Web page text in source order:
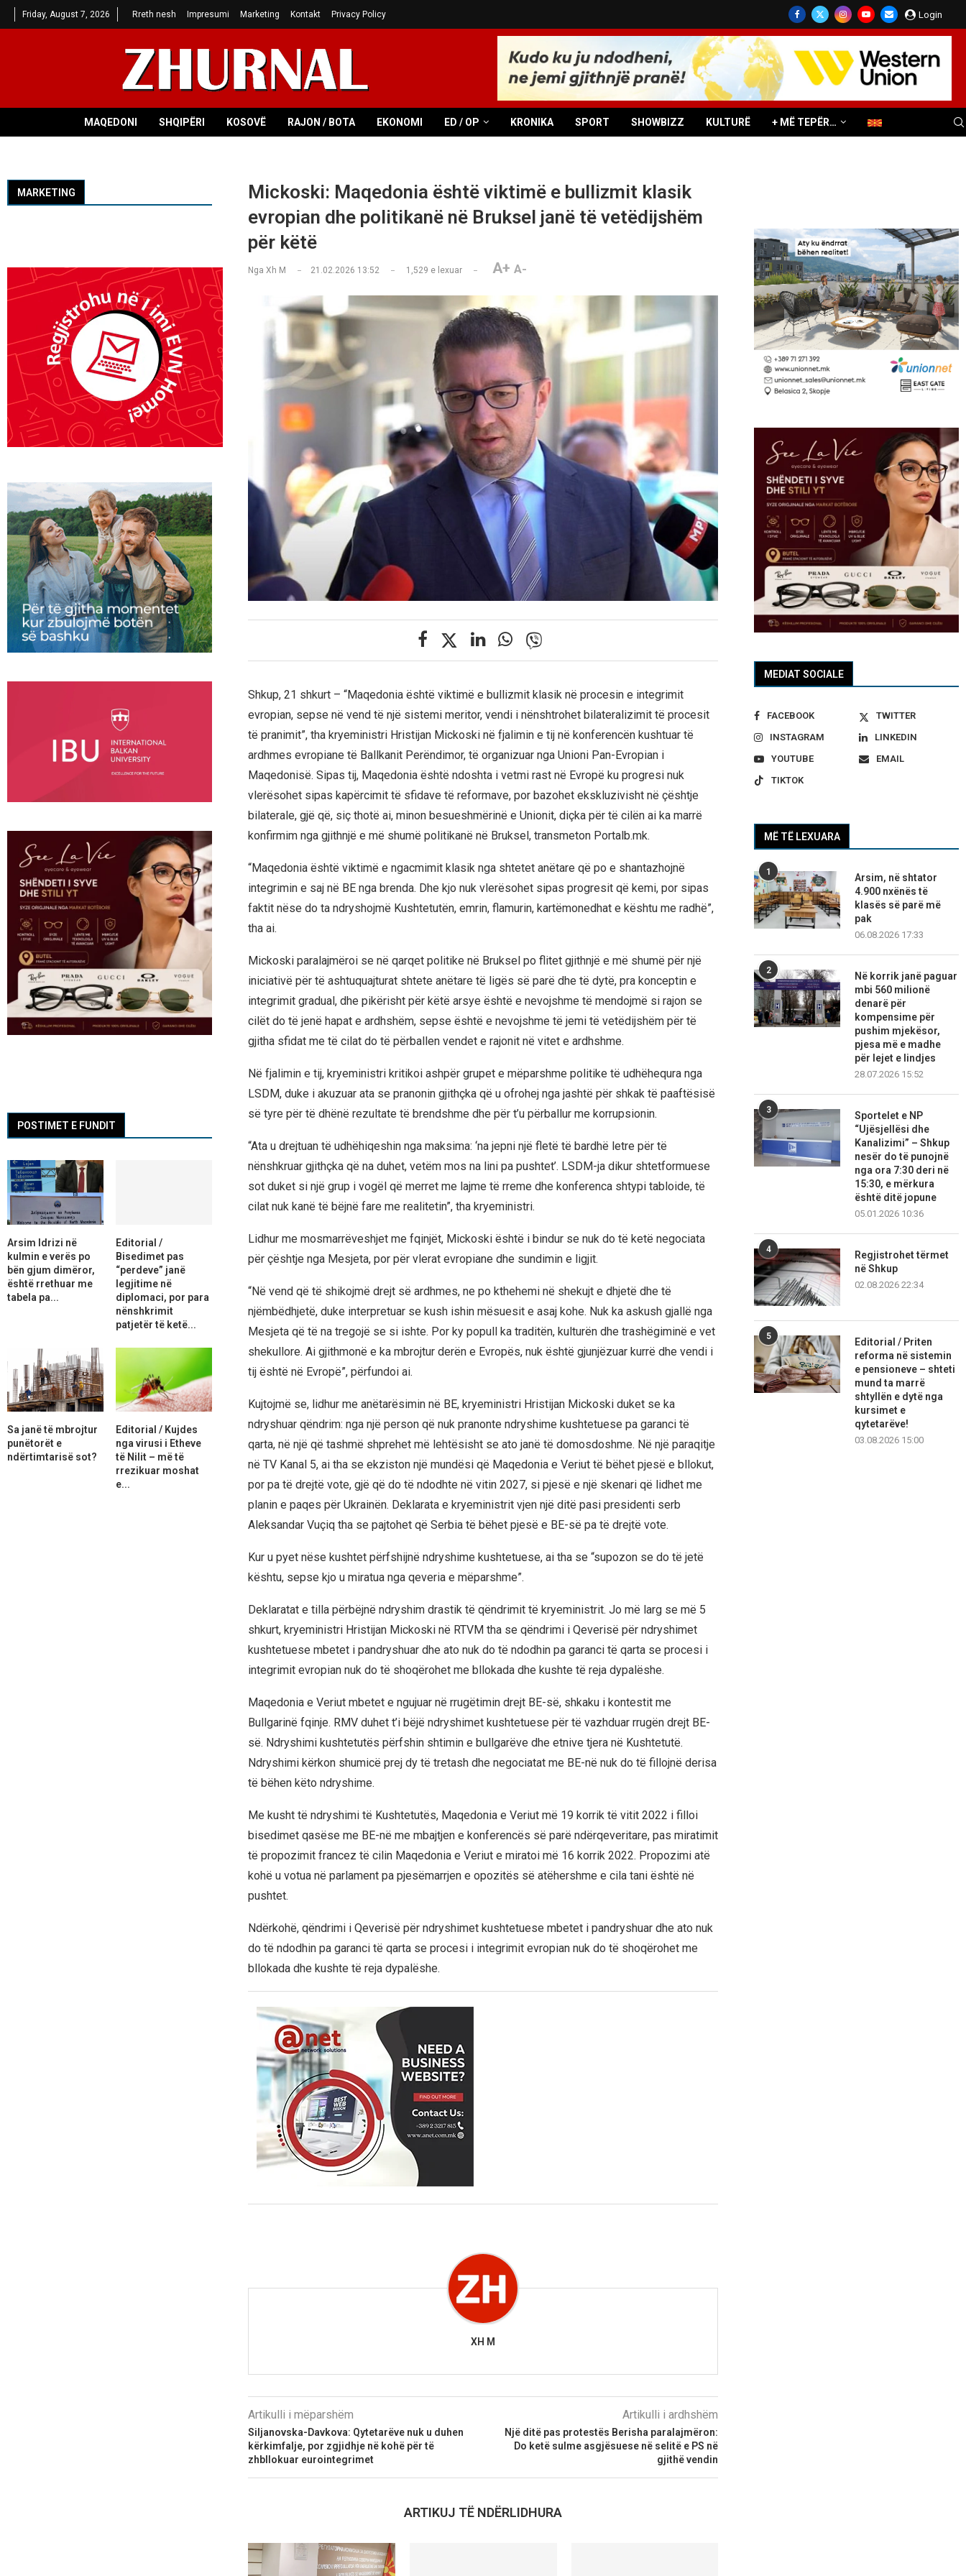
Friday, August 7, 2026 Rreth nesh Impresumi Marketing Kontakt Privacy Policy Login
MAQEDONI SHQIPËRI KOSOVË RAJON / BOTA EKONOMI ED / OP KRONIKA SPORT SHOWBIZZ KULTURË + MË TEPËR…
Mickoski: Maqedonia është viktimë e bullizmit klasik
evropian dhe politikanë në Bruksel janë të vetëdijshëm
për këtë
Nga Xh M 21.02.2026 13:52 1,529 e lexuar A+ A-
Shkup, 21 shkurt – “Maqedonia është viktimë e bullizmit klasik në procesin e integrimit
evropian, sepse në vend të një sistemi meritor, vendi i nënshtrohet bilateralizimit të procesit
të pranimit”, tha kryeministri Hristijan Mickoski në fjalimin e tij në konferencën kushtuar të
ardhmes evropiane të Ballkanit Perëndimor, të organizuar nga Unioni Pan-Evropian i
Maqedonisë. Sipas tij, Maqedonia është ndoshta i vetmi rast në Evropë ku progresi nuk
vlerësohet sipas kapërcimit të sfidave të reformave, por bazohet ekskluzivisht në çështje
bilaterale, gjë që, siç thotë ai, minon besueshmërinë e Unionit, diçka për të cilën ai ka marrë
konfirmim nga gjithnjë e më shumë politikanë në Bruksel, transmeton Portalb.mk.
“Maqedonia është viktimë e ngacmimit klasik nga shtetet anëtare që po e shantazhojnë
integrimin e saj në BE nga brenda. Dhe kjo nuk vlerësohet sipas progresit që kemi, por sipas
faktit nëse do ta ndryshojmë Kushtetutën, emrin, flamurin, kartëmonedhat e kështu me radhë”,
tha ai.
Mickoski paralajmëroi se në qarqet politike në Bruksel po flitet gjithnjë e më shumë për një
iniciativë për të ashtuquajturat shtete anëtare të ligës së parë dhe të dytë, pra konceptin e
integrimit gradual, dhe pikërisht për këtë arsye është e nevojshme të mendojmë si rajon se
cilët do të jenë hapat e ardhshëm, sepse është e nevojshme të jemi të vetëdijshëm për të
gjitha sfidat me të cilat do të përballen vendet e rajonit në vitet e ardhshme.
Në fjalimin e tij, kryeministri kritikoi ashpër grupet e mëparshme politike të udhëhequra nga
LSDM, duke i akuzuar ata se pranonin gjithçka që u ofrohej nga jashtë për shkak të paaftësisë
së tyre për të dhënë rezultate të brendshme dhe për t’u përballur me korrupsionin.
“Ata u drejtuan të udhëhiqeshin nga maksima: ‘na jepni një fletë të bardhë letre për të
nënshkruar gjithçka që na duhet, vetëm mos na lini pa pushtet’. LSDM-ja dikur shtetformuese
sot duket si një grup i vogël që merret me lajme të rreme dhe konferenca shtypi tabloide, të
cilat nuk kanë të bëjnë fare me realitetin”, tha kryeministri.
Lidhur me mosmarrëveshjet me fqinjët, Mickoski është i bindur se nuk do të ketë negociata
për çështje nga Mesjeta, por për vlerat evropiane dhe sundimin e ligjit.
“Në vend që të shikojmë drejt së ardhmes, ne po kthehemi në shekujt e dhjetë dhe të
njëmbëdhjetë, duke interpretuar se kush ishin mësuesit e asaj kohe. Nuk ka askush gjallë nga
Mesjeta që të na tregojë se si ishte. Por ky popull ka traditën, kulturën dhe trashëgiminë e vet
shekullore. Ai gjithmonë e ka mbrojtur derën e Evropës, nuk është gjunjëzuar kurrë dhe vendi i
tij është në Evropë”, përfundoi ai.
Kujtojmë se, lidhur me anëtarësimin në BE, kryeministri Hristijan Mickoski duket se ka
ndryshuar qëndrim: nga një person që nuk pranonte ndryshime kushtetuese pa garanci të
qarta, në një që tashmë shprehet më lehtësisht se ato janë të domosdoshme. Në një paraqitje
në TV Kanal 5, ai tha se ekziston një mundësi që Maqedonia e Veriut të bëhet pjesë e bllokut,
por pa të drejtë vote, gjë që do të ndodhte në vitin 2027, si pjesë e një skenari që lidhet me
planin e paqes për Ukrainën. Deklarata e kryeministrit vjen një ditë pasi presidenti serb
Aleksandar Vuçiq tha se pajtohet që Serbia të bëhet pjesë e BE-së pa të drejtë vote.
Kur u pyet nëse kushtet përfshijnë ndryshime kushtetuese, ai tha se “supozon se do të jetë
kështu, sepse kjo u miratua nga qeveria e mëparshme”.
Deklaratat e tilla përbëjnë ndryshim drastik të qëndrimit të kryeministrit. Jo më larg se më 5
shkurt, kryeministri Hristijan Mickoski në RTVM tha se qëndrimi i Qeverisë për ndryshimet
kushtetuese mbetet i pandryshuar dhe ato nuk do të ndodhin pa garanci të qarta se procesi i
integrimit evropian nuk do të shoqërohet me bllokada dhe kushte të reja dypalëshe.
Maqedonia e Veriut mbetet e ngujuar në rrugëtimin drejt BE-së, shkaku i kontestit me
Bullgarinë fqinje. RMV duhet t’i bëjë ndryshimet kushtetuese për të vazhduar rrugën drejt BE-
së. Ndryshimi kushtetutës përfshin shtimin e bullgarëve dhe etnive tjera në Kushtetutë.
Ndryshimi kërkon shumicë prej dy të tretash dhe negociatat me BE-në nuk do të fillojnë derisa
të bëhen këto ndryshime.
Me kusht të ndryshimi të Kushtetutës, Maqedonia e Veriut më 19 korrik të vitit 2022 i filloi
bisedimet qasëse me BE-në me mbajtjen e konferencës së parë ndërqeveritare, pas miratimit
të propozimit francez të cilin Maqedonia e Veriut e miratoi më 16 korrik 2022. Propozimi atë
kohë u votua në parlament pa pjesëmarrjen e opozitës së atëhershme e cila tani është në
pushtet.
Ndërkohë, qëndrimi i Qeverisë për ndryshimet kushtetuese mbetet i pandryshuar dhe ato nuk
do të ndodhin pa garanci të qarta se procesi i integrimit evropian nuk do të shoqërohet me
bllokada dhe kushte të reja dypalëshe.
XH M
Artikulli i mëparshëm
Siljanovska-Davkova: Qytetarëve nuk u duhen
kërkimfalje, por zgjidhje në kohë për të
zhbllokuar eurointegrimet
Artikulli i ardhshëm
Një ditë pas protestës Berisha paralajmëron:
Do ketë sulme asgjësuese në selitë e PS në
gjithë vendin
ARTIKUJ TË NDËRLIDHURA
MEDIAT SOCIALE
FACEBOOK
TWITTER
INSTAGRAM
LINKEDIN
YOUTUBE
EMAIL
TIKTOK
MË TË LEXUARA
1
Arsim, në shtator
4.900 nxënës të
klasës së parë më
pak
06.08.2026 17:33
2
Në korrik janë paguar
mbi 560 milionë
denarë për
kompensime për
pushim mjekësor,
pjesa më e madhe
për lejet e lindjes
28.07.2026 15:52
3
Sportelet e NP
“Ujësjellësi dhe
Kanalizimi” – Shkup
nesër do të punojnë
nga ora 7:30 deri në
15:30, e mërkura
është ditë jopune
05.01.2026 10:36
4
Regjistrohet tërmet
në Shkup
02.08.2026 22:34
5
Editorial / Priten
reforma në sistemin
e pensioneve – shteti
mund ta marrë
shtyllën e dytë nga
kursimet e
qytetarëve!
03.08.2026 15:00
MARKETING
POSTIMET E FUNDIT
Arsim Idrizi në
kulmin e verës po
bën gjum dimëror,
është rrethuar me
tabela pa...
Editorial /
Bisedimet pas
“perdeve” janë
legjitime në
diplomaci, por para
nënshkrimit
patjetër të ketë...
Sa janë të mbrojtur
punëtorët e
ndërtimtarisë sot?
Editorial / Kujdes
nga virusi i Etheve
të Nilit – më të
rrezikuar moshat
e...